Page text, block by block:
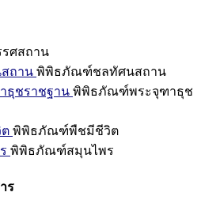
ศสถาน
ถาน พิพิธภัณฑ์ชลทัศนสถาน
ชราชฐาน พิพิธภัณฑ์พระจุฑาธุช
พิพิธภัณฑ์พืชมีชีวิต
พิพิธภัณฑ์สมุนไพร
ร